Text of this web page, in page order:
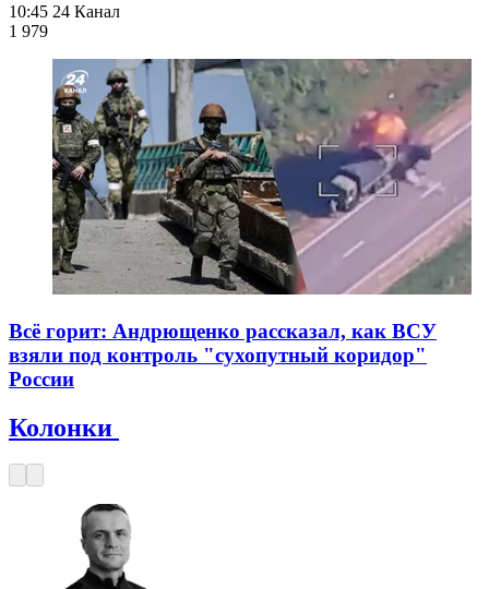
10:45 24 Канал
1 979
Всё горит: Андрющенко рассказал, как ВСУ
взяли под контроль "сухопутный коридор"
России
Колонки